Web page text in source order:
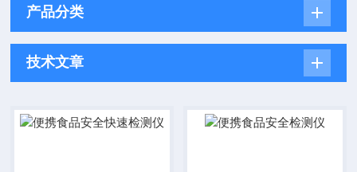
产品分类
技术文章